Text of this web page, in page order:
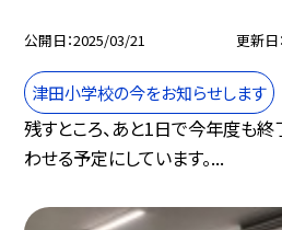
公開日 2025/03/21 更新日
津田小学校の今をお知らせします
残すところ、あと1日で今年度も終
わせる予定にしています。...